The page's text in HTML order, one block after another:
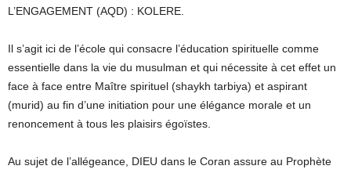
L’ENGAGEMENT (AQD) : KOLERE.
Il s’agit ici de l’école qui consacre l’éducation spirituelle comme
essentielle dans la vie du musulman et qui nécessite à cet effet un
face à face entre Maître spirituel (shaykh tarbiya) et aspirant
(murid) au fin d’une initiation pour une élégance morale et un
renoncement à tous les plaisirs égoïstes.
Au sujet de l’allégeance, DIEU dans le Coran assure au Prophète